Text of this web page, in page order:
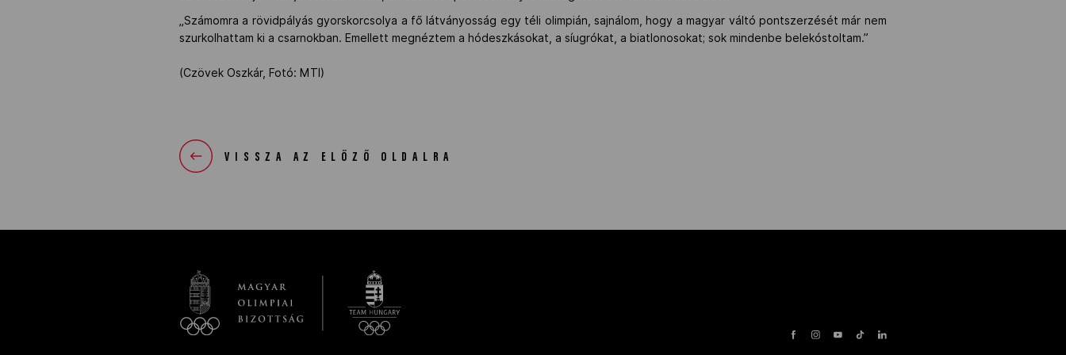
„Számomra a rövidpályás gyorskorcsolya a fő látványosság egy téli olimpián, sajnálom, hogy a magyar váltó pontszerzését már nem
szurkolhattam ki a csarnokban. Emellett megnéztem a hódeszkásokat, a síugrókat, a biatlonosokat; sok mindenbe belekóstoltam.”
(Czövek Oszkár, Fotó: MTI)
VISSZA AZ ELŐZŐ OLDALRA